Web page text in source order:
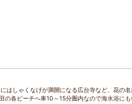
はしゃくなげが満開になる広台寺など、花の
各ビーチへ車10～15分圏内なので海水浴にも